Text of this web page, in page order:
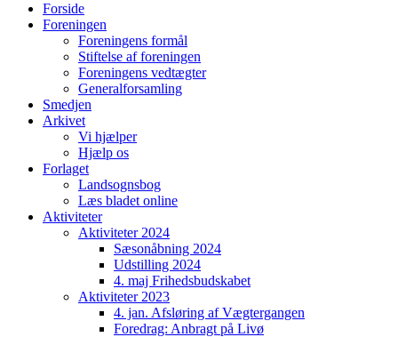
Forside
Foreningen
Foreningens formål
Stiftelse af foreningen
Foreningens vedtægter
Generalforsamling
Smedjen
Arkivet
Vi hjælper
Hjælp os
Forlaget
Landsognsbog
Læs bladet online
Aktiviteter
Aktiviteter 2024
Sæsonåbning 2024
Udstilling 2024
4. maj Frihedsbudskabet
Aktiviteter 2023
4. jan. Afsløring af Vægtergangen
Foredrag: Anbragt på Livø